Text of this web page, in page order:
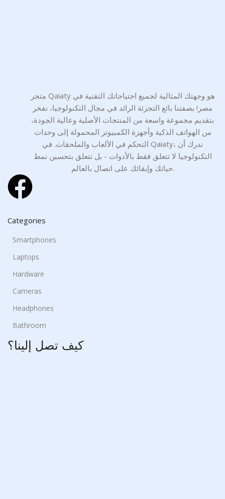
متجر Qaiaty هو وجهتك المثالية لجميع احتياجاتك التقنية في
مصر! بصفتنا بائع التجزئة الرائد في مجال التكنولوجيا، نفخر
بتقديم مجموعة واسعة من المنتجات الأصلية وعالية الجودة،
من الهواتف الذكية وأجهزة الكمبيوتر المحمولة إلى وحدات
التحكم في الألعاب والملحقات. في Qaiaty، ندرك أن
التكنولوجيا لا تتعلق فقط بالأدوات - بل تتعلق بتحسين نمط
حياتك وإبقائك على اتصال بالعالم.
Categories
Smartphones
Laptops
Hardware
Cameras
Headphones
Bathroom
كيف تصل إلينا؟